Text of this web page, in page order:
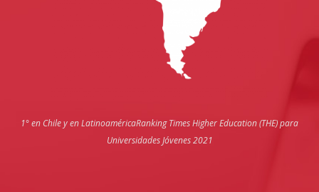
1° en Chile y en LatinoaméricaRanking Times Higher Education (THE) para
Universidades Jóvenes 2021